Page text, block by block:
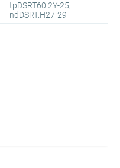
tpDSRT60.2Y-25,
ndDSRT.H27-29